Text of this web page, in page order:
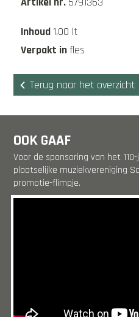
1,00 lt
fles
Terug naar het overzicht
OOK GAAF
Voor de sponsoring van het
plaatselijke muziekvereniging
promotie-flimpje.